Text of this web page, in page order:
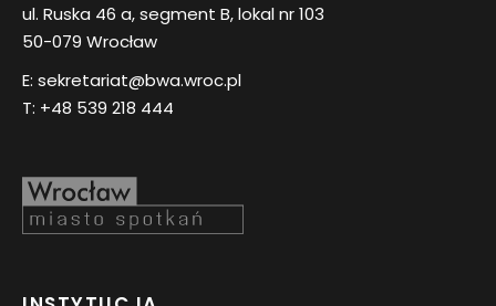
ul. Ruska 46 a, segment B, lokal nr 103
50-079 Wrocław
E: sekretariat@bwa.wroc.pl
T: +48 539 218 444